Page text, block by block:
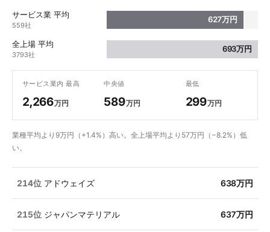
サービス業 平均
559社
627万円
全上場 平均
3793社
693万円
サービス業内 最高
2,266万円
中央値
589万円
最低
299万円
業種平均より9万円（+1.4%）高い。全上場平均より57万円（−8.2%）低
い。
214位 アドウェイズ 638万円
215位 ジャパンマテリアル 637万円